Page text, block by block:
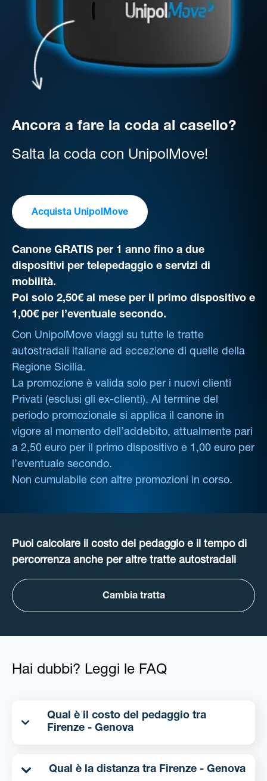
Ancora a fare la coda al casello?
Salta la coda con UnipolMove!
Acquista UnipolMove
Canone GRATIS per 1 anno fino a due
dispositivi per telepedaggio e servizi di
mobilità.
Poi solo 2,50€ al mese per il primo dispositivo e
1,00€ per l’eventuale secondo.
Con UnipolMove viaggi su tutte le tratte
autostradali italiane ad eccezione di quelle della
Regione Sicilia.
La promozione è valida solo per i nuovi clienti
Privati (esclusi gli ex-clienti). Al termine del
periodo promozionale si applica il canone in
vigore al momento dell’addebito, attualmente pari
a 2,50 euro per il primo dispositivo e 1,00 euro per
l’eventuale secondo.
Non cumulabile con altre promozioni in corso.
Puoi calcolare il costo del pedaggio e il tempo di
percorrenza anche per altre tratte autostradali
Cambia tratta
Hai dubbi? Leggi le FAQ
Qual è il costo del pedaggio tra
Firenze - Genova
Qual è la distanza tra Firenze - Genova